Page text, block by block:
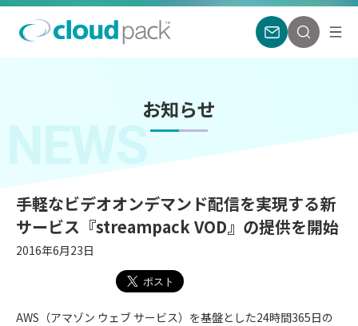
お知らせ
NEWS
手軽なビデオオンデマンド配信を実現する新
サービス『streampack VOD』の提供を開始
2016年6月23日
AWS（アマゾン ウェブ サービス）を基盤とした24時間365日の